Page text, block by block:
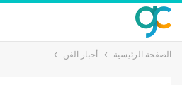
الصفحة الرئيسية أخبار الفن